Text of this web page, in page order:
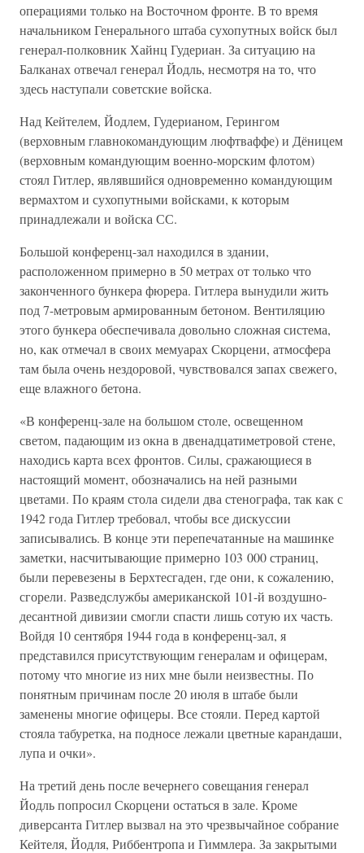
операциями только на Восточном фронте. В то время
начальником Генерального штаба сухопутных войск был
генерал-полковник Хайнц Гудериан. За ситуацию на
Балканах отвечал генерал Йодль, несмотря на то, что
здесь наступали советские войска.
Над Кейтелем, Йодлем, Гудерианом, Герингом
(верховным главнокомандующим люфтваффе) и Дёницем
(верховным командующим военно-морским флотом)
стоял Гитлер, являвшийся одновременно командующим
вермахтом и сухопутными войсками, к которым
принадлежали и войска СС.
Большой конференц-зал находился в здании,
расположенном примерно в 50 метрах от только что
законченного бункера фюрера. Гитлера вынудили жить
под 7-метровым армированным бетоном. Вентиляцию
этого бункера обеспечивала довольно сложная система,
но, как отмечал в своих мемуарах Скорцени, атмосфера
там была очень нездоровой, чувствовался запах свежего,
еще влажного бетона.
«В конференц-зале на большом столе, освещенном
светом, падающим из окна в двенадцатиметровой стене,
находись карта всех фронтов. Силы, сражающиеся в
настоящий момент, обозначались на ней разными
цветами. По краям стола сидели два стенографа, так как с
1942 года Гитлер требовал, чтобы все дискуссии
записывались. В конце эти перепечатанные на машинке
заметки, насчитывающие примерно 103 000 страниц,
были перевезены в Берхтесгаден, где они, к сожалению,
сгорели. Разведслужбы американской 101-й воздушно-
десантной дивизии смогли спасти лишь сотую их часть.
Войдя 10 сентября 1944 года в конференц-зал, я
представился присутствующим генералам и офицерам,
потому что многие из них мне были неизвестны. По
понятным причинам после 20 июля в штабе были
заменены многие офицеры. Все стояли. Перед картой
стояла табуретка, на подносе лежали цветные карандаши,
лупа и очки».
На третий день после вечернего совещания генерал
Йодль попросил Скорцени остаться в зале. Кроме
диверсанта Гитлер вызвал на это чрезвычайное собрание
Кейтеля, Йодля, Риббентропа и Гиммлера. За закрытыми